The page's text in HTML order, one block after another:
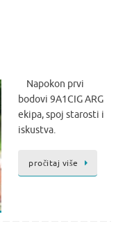
Napokon prvi
bodovi 9A1CIG ARG
ekipa, spoj starosti i
iskustva.
pročitaj više